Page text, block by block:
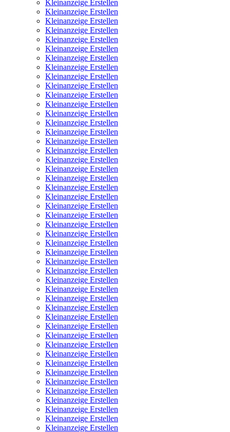
Kleinanzeige Erstellen
Kleinanzeige Erstellen
Kleinanzeige Erstellen
Kleinanzeige Erstellen
Kleinanzeige Erstellen
Kleinanzeige Erstellen
Kleinanzeige Erstellen
Kleinanzeige Erstellen
Kleinanzeige Erstellen
Kleinanzeige Erstellen
Kleinanzeige Erstellen
Kleinanzeige Erstellen
Kleinanzeige Erstellen
Kleinanzeige Erstellen
Kleinanzeige Erstellen
Kleinanzeige Erstellen
Kleinanzeige Erstellen
Kleinanzeige Erstellen
Kleinanzeige Erstellen
Kleinanzeige Erstellen
Kleinanzeige Erstellen
Kleinanzeige Erstellen
Kleinanzeige Erstellen
Kleinanzeige Erstellen
Kleinanzeige Erstellen
Kleinanzeige Erstellen
Kleinanzeige Erstellen
Kleinanzeige Erstellen
Kleinanzeige Erstellen
Kleinanzeige Erstellen
Kleinanzeige Erstellen
Kleinanzeige Erstellen
Kleinanzeige Erstellen
Kleinanzeige Erstellen
Kleinanzeige Erstellen
Kleinanzeige Erstellen
Kleinanzeige Erstellen
Kleinanzeige Erstellen
Kleinanzeige Erstellen
Kleinanzeige Erstellen
Kleinanzeige Erstellen
Kleinanzeige Erstellen
Kleinanzeige Erstellen
Kleinanzeige Erstellen
Kleinanzeige Erstellen
Kleinanzeige Erstellen
Kleinanzeige Erstellen